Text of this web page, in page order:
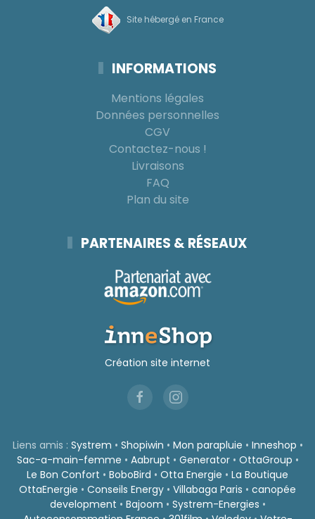
Site hébergé en France
INFORMATIONS
Mentions légales
Données personnelles
CGV
Contactez-nous !
Livraisons
FAQ
Plan du site
PARTENAIRES & RÉSEAUX
Création site internet
Liens amis : Systrem • Shopiwin • Mon parapluie • Inneshop •
Sac-a-main-femme • Aabrupt • Generator• OttaGroup •
Le Bon Confort • BoboBird • Otta Energie • La Boutique
OttaEnergie • Conseils Energy • Villabaga Paris • canopée
development • Bajoom • Systrem-Energies •